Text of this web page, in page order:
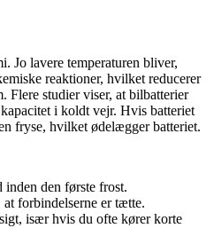
Jo lavere temperaturen bliver,
reaktioner, hvilket reducerer
Flere studier viser, at bilbatterier
i koldt vejr. Hvis batteriet
fryse, hvilket ødelægger batteriet.
inden den første frost.
forbindelserne er tætte.
især hvis du ofte kører korte